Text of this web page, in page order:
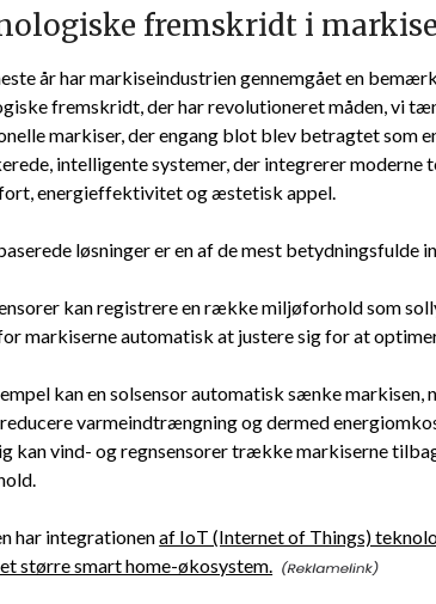
fremskridt i
år har markiseindustrien gennemgået en
fremskridt, der har revolutioneret måden, vi
markiser, der engang blot blev betragtet som
intelligente systemer, der integrerer
energieffektivitet og æstetisk appel.
løsninger er en af de mest betydningsfulde
kan registrere en række miljøforhold som
markiserne automatisk at justere sig for at
kan en solsensor automatisk sænke
varmeindtrængning og dermed
kan vind- og regnsensorer trække markiserne
har integrationenaf IoT (Internet of Things)
større smart home-økosystem.